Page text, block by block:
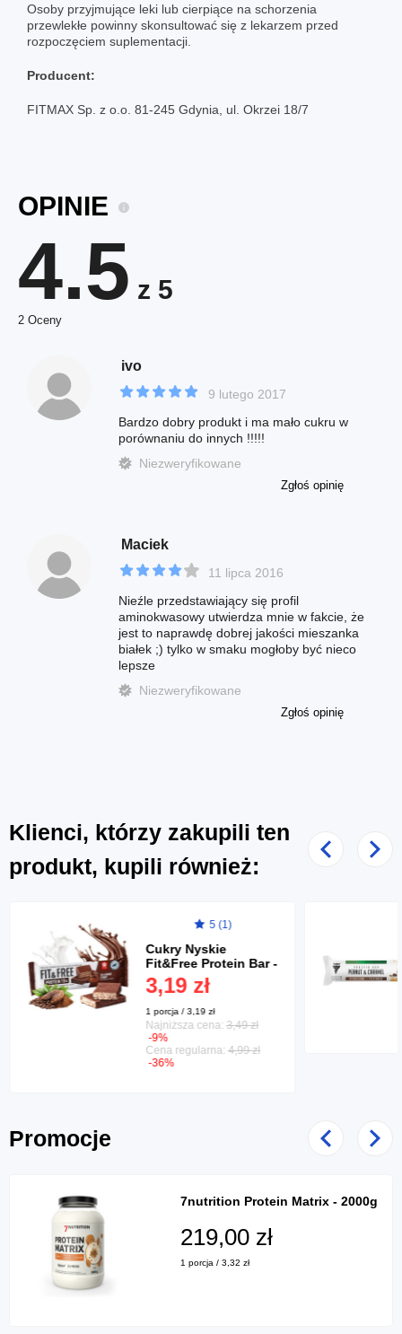
Osoby przyjmujące leki lub cierpiące na schorzenia
przewlekłe powinny skonsultować się z lekarzem przed
rozpoczęciem suplementacji.
Producent:
FITMAX Sp. z o.o. 81-245 Gdynia, ul. Okrzei 18/7
OPINIE
4.5 z 5
2 Oceny
ivo
9 lutego 2017
Bardzo dobry produkt i ma mało cukru w
porównaniu do innych !!!!!
Niezweryfikowane
Zgłoś opinię
Maciek
11 lipca 2016
Nieźle przedstawiający się profil
aminokwasowy utwierdza mnie w fakcie, że
jest to naprawdę dobrej jakości mieszanka
białek ;) tylko w smaku mogłoby być nieco
lepsze
Niezweryfikowane
Zgłoś opinię
Klienci, którzy zakupili ten
produkt, kupili również:
Poprzedni
5 (1)
Cukry Nyskie
Fit&Free Protein Bar -
40g
3,19 zł
1 porcja / 3,19 zł
Najniższa cena: 3,49 zł
-9%
Cena regularna: 4,99 zł
-36%
Promocje Poprzedni
7nutrition Protein Matrix - 2000g
219,00 zł
1 porcja / 3,32 zł